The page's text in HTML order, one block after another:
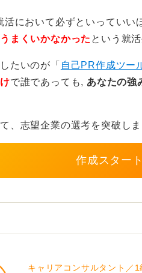
れまでの経験とコミュニケ
コミュニケーション力をど
。
は販売員が目立ちますが、
があり、それぞれ求められ
にしながら、企業に刺さる自
活において必ずといっていい
まくいかなかった という就
たいのが「 自己PR作成ツー
で誰であっても, あなたの強
、志望企業の選考を突破しま
作成スター
キャリアコンサルタント／